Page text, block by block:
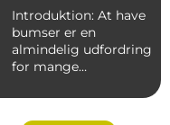
Introduktion: At have
bumser er en
almindelig udfordring
for mange
der er aktiv...